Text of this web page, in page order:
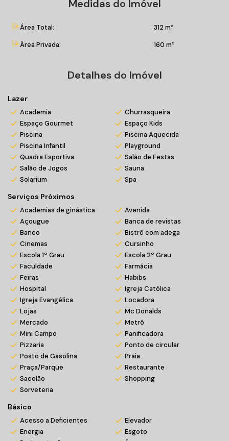
Lavanderia;
Piscina com borda infinita;
Sunset & relax deck;
Espaço grill;
Deck;
Salão de festas com terraço e vista para o mar;
Espaço gourmet;
Jogos & bar;
Espaço teen com jogos eletrônicos;
Brinquedoteca;
Streetball;
Fitness center;
Spa com hidromassagem e descanso;
Massagem;
Saunas úmida e seca;
Mini Mercado;
Gourmet club com pé direito duplo e vista para o mar.
Entre em contato conosco e agende sua visita!
Venha morar bem!
*Valores sujeitos a alteração sem prévio aviso
Medidas do Imóvel
Área Total:
312 m²
Área Privada:
160 m²
Detalhes do Imóvel
Lazer
Academia
Churrasqueira
Espaço Gourmet
Espaço Kids
Piscina
Piscina Aquecida
Piscina Infantil
Playground
Quadra Esportiva
Salão de Festas
Salão de Jogos
Sauna
Solarium
Spa
Serviços Próximos
Academias de ginástica
Avenida
Açougue
Banca de revistas
Banco
Bistrô com adega
Cinemas
Cursinho
Escola 1º Grau
Escola 2º Grau
Faculdade
Farmácia
Feiras
Habibs
Hospital
Igreja Católica
Igreja Evangélica
Locadora
Lojas
Mc Donalds
Mercado
Metrô
Mini Campo
Panificadora
Pizzaria
Ponto de circular
Posto de Gasolina
Praia
Praça/Parque
Restaurante
Sacolão
Shopping
Sorveteria
Básico
Acesso a Deficientes
Elevador
Energia
Esgoto